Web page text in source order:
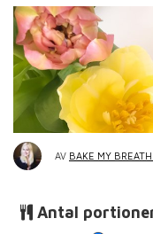
AV BAKE MY BREATH
Antal